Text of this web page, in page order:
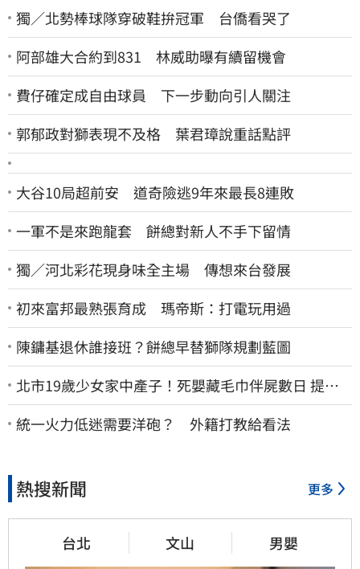
獨／北勢棒球隊穿破鞋拚冠軍 台僑看哭了
阿部雄大合約到831 林威助曝有續留機會
費仔確定成自由球員 下一步動向引人關注
郭郁政對獅表現不及格 葉君璋說重話點評
大谷10局超前安 道奇險逃9年來最長8連敗
一軍不是來跑龍套 餅總對新人不手下留情
獨／河北彩花現身味全主場 傳想來台發展
初來富邦最熟張育成 瑪帝斯：打電玩用過
陳鏞基退休誰接班？餅總早替獅隊規劃藍圖
北市19歲少女家中產子！死嬰藏毛巾伴屍數日 提袋
進派出所嚇壞警員
統一火力低迷需要洋砲？ 外籍打教給看法
熱搜新聞 更多
台北 文山 男嬰